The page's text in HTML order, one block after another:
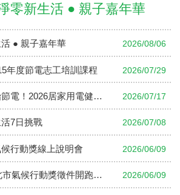
零新生活 ● 親子嘉年華
活 ● 親子嘉年華 2026/08/06
年度節電志工培訓課程 2026/07/29
2026居家用電健檢人才培訓 2026/07/17
活7日挑戰 2026/07/08
候行動獎線上說明會 2026/06/09
徵件開跑 邀請企業社區共創淨零未來 2026/06/09